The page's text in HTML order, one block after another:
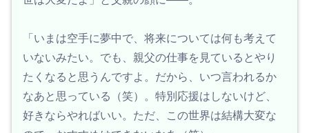
「いまは空手に夢中で、将来については何も考えて
いないみたい。でも、親父の仕事を見ているとやり
たくなると思うんですよ。だから、いつ言われるか
なあと思っている（笑）。特別応援はしないけど、
好きならやればいい。ただ、この世界は結構大変な